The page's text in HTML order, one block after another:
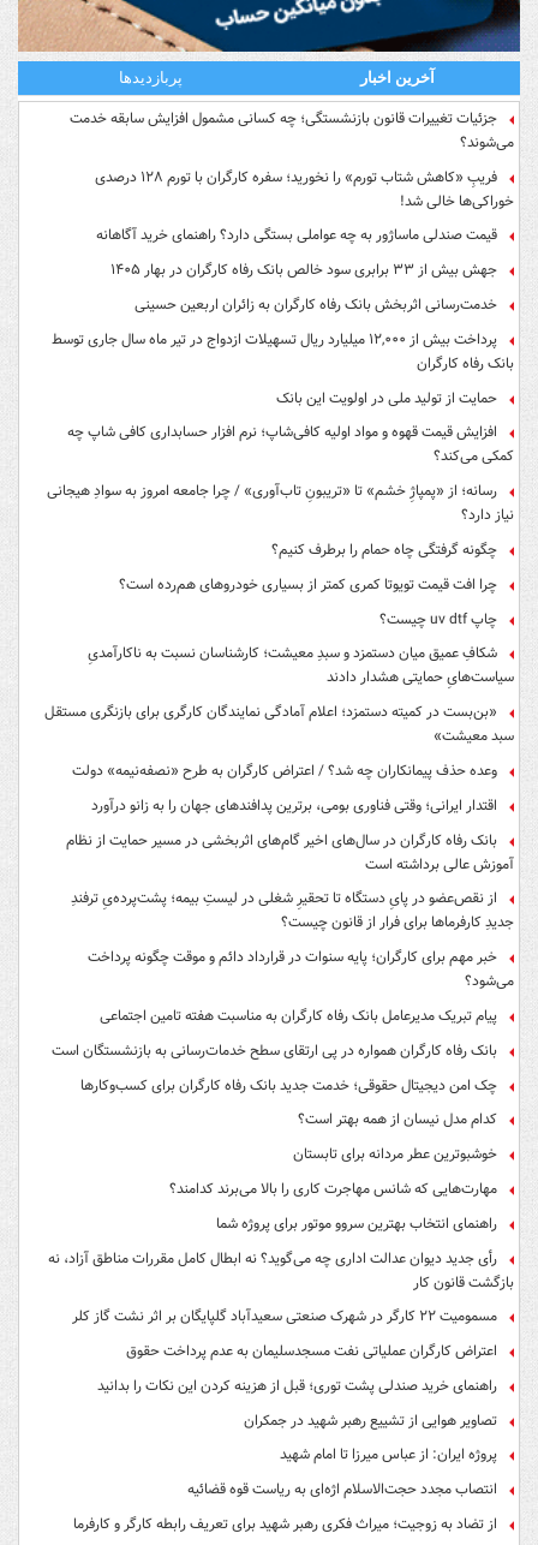
آخرین اخبار پربازدیدها
جزئیات تغییرات قانون بازنشستگی؛ چه کسانی مشمول افزایش سابقه خدمت
می‌شوند؟
فریبِ «کاهش شتاب تورم» را نخورید؛ سفره کارگران با تورم ۱۲۸ درصدی
خوراکی‌ها خالی شد!
قیمت صندلی ماساژور به چه عواملی بستگی دارد؟ راهنمای خرید آگاهانه
جهش بیش از ۳۳ برابری سود خالص بانک رفاه کارگران در بهار ۱۴۰۵
خدمت‌رسانی اثربخش بانک رفاه کارگران به زائران اربعین حسینی
پرداخت بیش از ۱۲,۰۰۰ میلیارد ریال تسهیلات ازدواج در تیر ماه سال جاری توسط
بانک رفاه کارگران
حمایت از تولید ملی در اولویت این بانک
افزایش قیمت قهوه و مواد اولیه کافی‌شاپ؛ نرم افزار حسابداری کافی شاپ چه
کمکی می‌کند؟
رسانه؛ از «پمپاژِ خشم» تا «تریبونِ تاب‌آوری» / چرا جامعه امروز به سوادِ هیجانی
نیاز دارد؟
چگونه گرفتگی چاه حمام را برطرف کنیم؟
چرا افت قیمت تویوتا کمری کمتر از بسیاری خودروهای هم‌رده است؟
چاپ uv dtf چیست؟
شکافِ عمیق میان دستمزد و سبدِ معیشت؛ کارشناسان نسبت به ناکارآمدیِ
سیاست‌هایِ حمایتی هشدار دادند
«بن‌بست در کمیته دستمزد؛ اعلام آمادگی نمایندگان کارگری برای بازنگری مستقل
سبد معیشت»
وعده حذف پیمانکاران چه شد؟ / اعتراض کارگران به طرح «نصفه‌نیمه» دولت
اقتدار ایرانی؛ وقتی فناوری بومی، برترین پدافندهای جهان را به زانو درآورد
بانک رفاه کارگران در سال‌های اخیر گام‌های اثربخشی در مسیر حمایت از نظام
آموزش عالی برداشته است
از نقص‌عضو در پایِ دستگاه تا تحقیرِ شغلی در لیستِ بیمه؛ پشت‌پرده‌یِ ترفندِ
جدیدِ کارفرماها برای فرار از قانون چیست؟
خبر مهم برای کارگران؛ پایه سنوات در قرارداد دائم و موقت چگونه پرداخت
می‌شود؟
پیام تبریک مدیرعامل بانک رفاه کارگران به مناسبت هفته تامین اجتماعی
بانک رفاه کارگران همواره در پی ارتقای سطح خدمات‌رسانی به بازنشستگان است
چک امن دیجیتال حقوقی؛ خدمت جدید بانک رفاه کارگران برای کسب‌وکارها
کدام مدل نیسان از همه بهتر است؟
خوشبوترین عطر مردانه برای تابستان
مهارت‌هایی که شانس مهاجرت کاری را بالا می‌برند کدامند؟
راهنمای انتخاب بهترین سروو موتور برای پروژه شما
رأی جدید دیوان عدالت اداری چه می‌گوید؟ نه ابطال کامل مقررات مناطق آزاد، نه
بازگشت قانون کار
مسمومیت ۲۲ کارگر در شهرک صنعتی سعیدآباد گلپایگان بر اثر نشت گاز کلر
اعتراض کارگران عملیاتی نفت مسجدسلیمان به عدم پرداخت حقوق
راهنمای خرید صندلی پشت توری؛ قبل از هزینه کردن این نکات را بدانید
تصاویر هوایی از تشییع رهبر شهید در جمکران
پروژه ایران: از عباس میرزا تا امام شهید
انتصاب مجدد حجت‌الاسلام اژه‌ای به ریاست قوه‌ قضائیه
از تضاد به زوجیت؛ میراث فکری رهبر شهید برای تعریف رابطه کارگر و کارفرما